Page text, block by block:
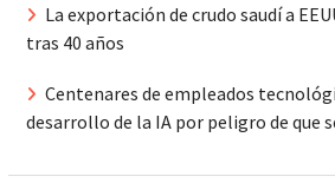
La exportación de crudo saudí a
tras 40 años
Centenares de empleados
desarrollo de la IA por peligro de que